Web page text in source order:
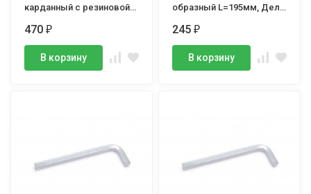
карданный с резиновой
470₽
В корзину
образный L=195мм, Дело
245₽
В корзину